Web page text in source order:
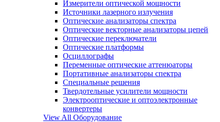
Измерители оптической мощности
Источники лазерного излучения
Оптические анализаторы спектра
Оптические векторные анализаторы цепей
Оптические переключатели
Оптические платформы
Осциллографы
Переменные оптические аттенюаторы
Портативные анализаторы спектра
Специальные решения
Твердотельные усилители мощности
Электрооптические и оптоэлектронные
конвертеры
View All Оборудование